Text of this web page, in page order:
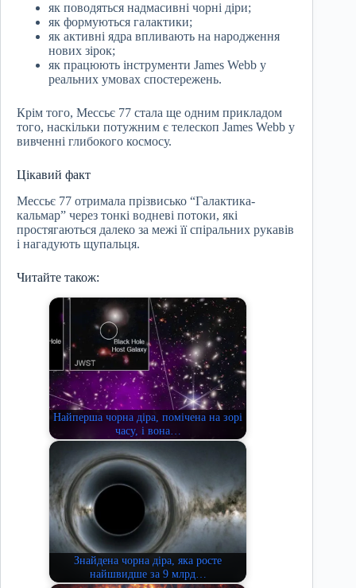
як поводяться надмасивні чорні діри;
як формуються галактики;
як активні ядра впливають на народження
нових зірок;
як працюють інструменти James Webb у
реальних умовах спостережень.
Крім того, Мессьє 77 стала ще одним прикладом
того, наскільки потужним є телескоп James Webb у
вивченні глибокого космосу.
Цікавий факт
Мессьє 77 отримала прізвисько “Галактика-
кальмар” через тонкі водневі потоки, які
простягаються далеко за межі її спіральних рукавів
і нагадують щупальця.
Читайте також:
Найперша чорна діра, помічена на зорі
часу, і вона…
Знайдена чорна діра, яка росте
найшвидше за 9 млрд…